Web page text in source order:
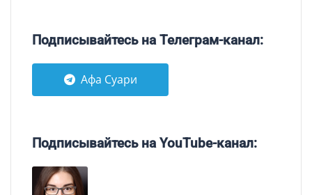
Подписывайтесь на Телеграм-канал:
Афа Суари
Подписывайтесь на YouTube-канал: